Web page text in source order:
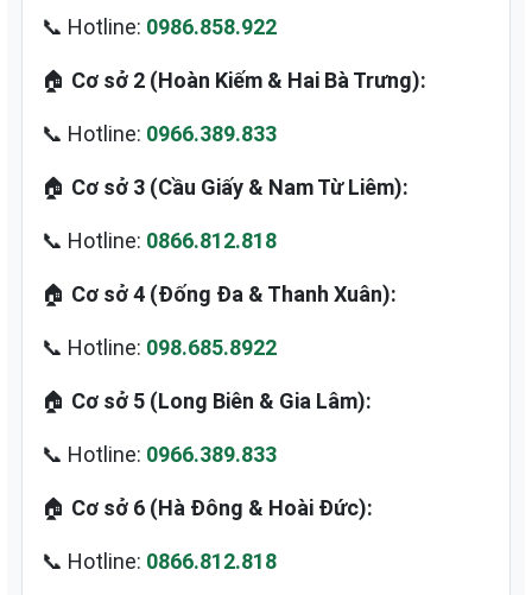
📞 Hotline: 0986.858.922
🏠 Cơ sở 2 (Hoàn Kiếm & Hai Bà Trưng):
📞 Hotline: 0966.389.833
🏠 Cơ sở 3 (Cầu Giấy & Nam Từ Liêm):
📞 Hotline: 0866.812.818
🏠 Cơ sở 4 (Đống Đa & Thanh Xuân):
📞 Hotline: 098.685.8922
🏠 Cơ sở 5 (Long Biên & Gia Lâm):
📞 Hotline: 0966.389.833
🏠 Cơ sở 6 (Hà Đông & Hoài Đức):
📞 Hotline: 0866.812.818